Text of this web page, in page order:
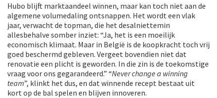
Hubo blijft marktaandeel winnen, maar kan toch niet aan de
algemene volumedaling ontsnappen. Het wordt een vlak
jaar, verwacht de topman, die het desalniettemin
allesbehalve somber inziet: “Ja, het is een moeilijk
economisch klimaat. Maar in België is de koopkracht toch vrij
goed beschermd gebleven. Vergeet bovendien niet dat
renovatie een plicht is geworden. In die zin is de toekomstige
vraag voor ons gegarandeerd.” “Never change a winning
team”, klinkt het dus, en dat winnende recept bestaat uit
kort op de bal spelen en blijven innoveren.